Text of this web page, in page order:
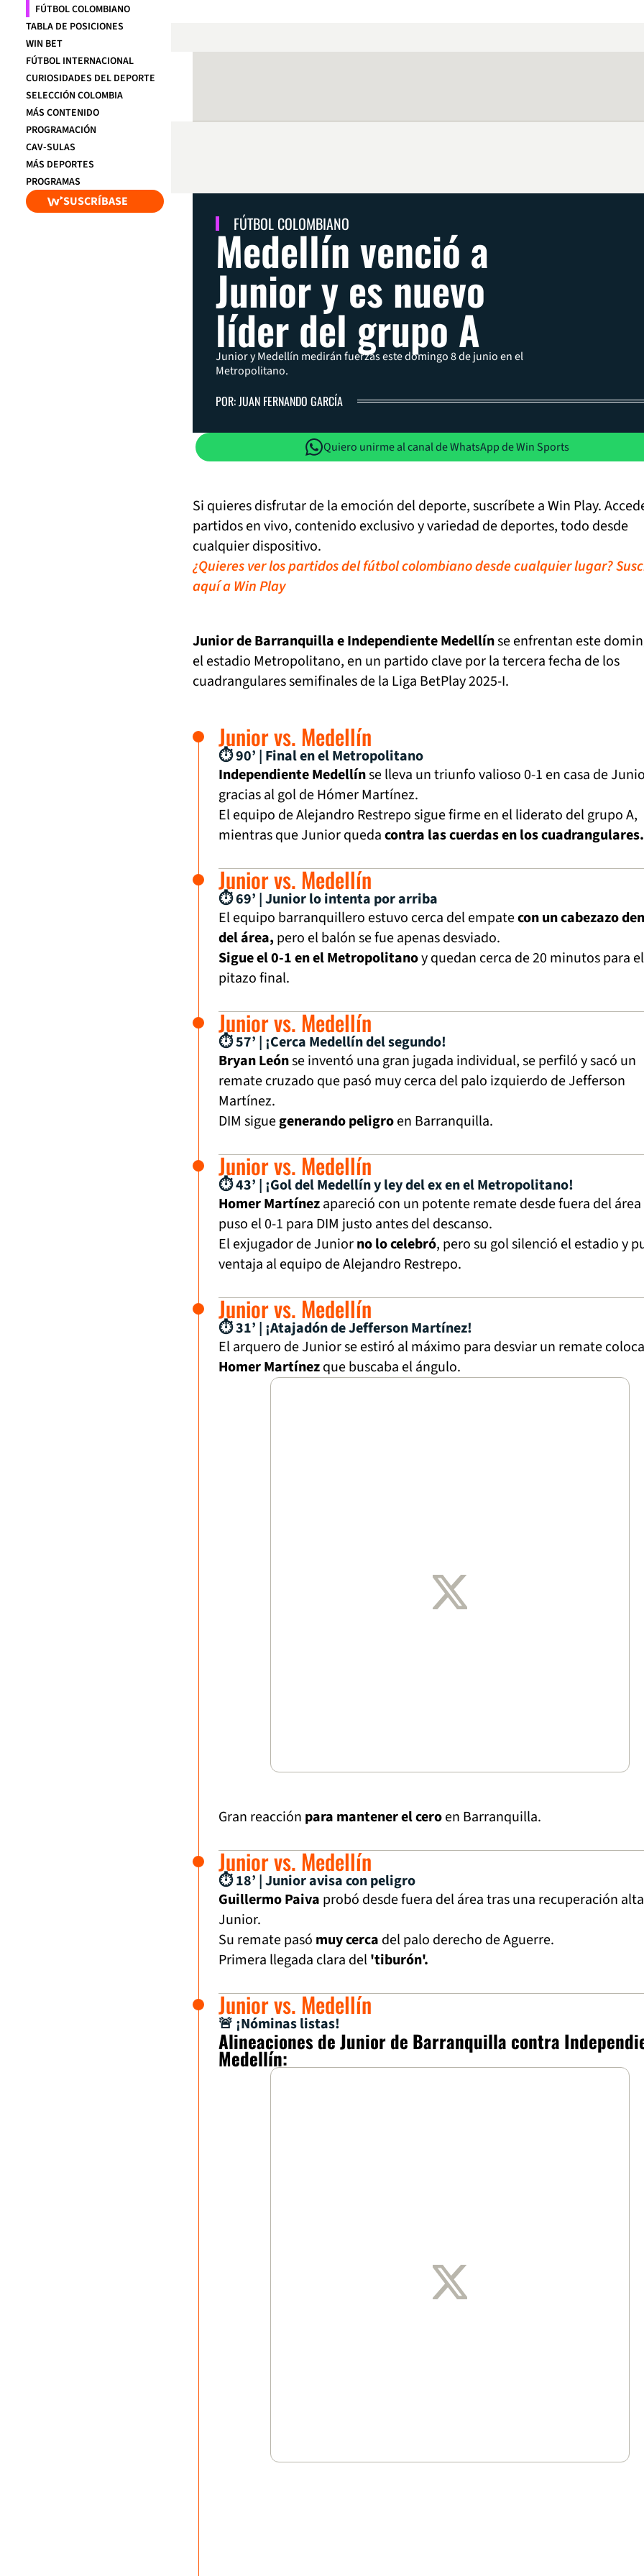
FÚTBOL COLOMBIANO
TABLA DE POSICIONES
WIN BET
FÚTBOL INTERNACIONAL
CURIOSIDADES DEL DEPORTE
SELECCIÓN COLOMBIA
MÁS CONTENIDO
PROGRAMACIÓN
CAV-SULAS
MÁS DEPORTES
PROGRAMAS
SUSCRÍBASE
FÚTBOL COLOMBIANO
Medellín venció a
Junior y es nuevo
líder del grupo A
Junior y Medellín medirán fuerzas este domingo 8 de junio en el
Metropolitano.
POR: JUAN FERNANDO GARCÍA
Quiero unirme al canal de WhatsApp de Win Sports
Si quieres disfrutar de la emoción del deporte, suscríbete a Win Play.
partidos en vivo, contenido exclusivo y variedad de deportes, todo desde
cualquier dispositivo.
¿Quieres ver los partidos del fútbol colombiano desde cualquier lugar?
aquí a Win Play
Junior de Barranquilla e Independiente Medellínse enfrentan este
el estadio Metropolitano, en un partido clave por la tercera fecha de los
cuadrangulares semifinales de la Liga BetPlay 2025-I.
Junior vs. Medellín
⏱ 90’ | Final en el Metropolitano
Independiente Medellínse lleva un triunfo valioso 0-1 en casa de
gracias al gol de Hómer Martínez.
El equipo de Alejandro Restrepo sigue firme en el liderato del grupo A,
mientras que Junior quedacontra las cuerdas en los cuadrangulares.
Junior vs. Medellín
⏱ 69’ | Junior lo intenta por arriba
El equipo barranquillero estuvo cerca del empatecon un cabezazo
del área, pero el balón se fue apenas desviado.
Sigue el 0-1 en el Metropolitanoy quedan cerca de 20 minutos para el
pitazo final.
Junior vs. Medellín
⏱ 57’ | ¡Cerca Medellín del segundo!
Bryan Leónse inventó una gran jugada individual, se perfiló y sacó un
remate cruzado que pasó muy cerca del palo izquierdo de Jefferson
Martínez.
DIM siguegenerando peligroen Barranquilla.
Junior vs. Medellín
⏱ 43’ | ¡Gol del Medellín y ley del ex en el Metropolitano!
Homer Martínezapareció con un potente remate desde fuera del área
puso el 0-1 para DIM justo antes del descanso.
El exjugador de Juniorno lo celebró, pero su gol silenció el estadio y
ventaja al equipo de Alejandro Restrepo.
Junior vs. Medellín
⏱ 31’ | ¡Atajadón de Jefferson Martínez!
El arquero de Junior se estiró al máximo para desviar un remate
Homer Martínezque buscaba el ángulo.
Gran reacción para mantener el ceroen Barranquilla.
Junior vs. Medellín
⏱ 18’ | Junior avisa con peligro
Guillermo Paiva probó desde fuera del área tras una recuperación
Junior.
Su remate pasó muy cerca del palo derecho de Aguerre.
Primera llegada clara del'tiburón'.
Junior vs. Medellín
🚨 ¡Nóminas listas!
Alineaciones de Junior de Barranquilla contra
Medellín: